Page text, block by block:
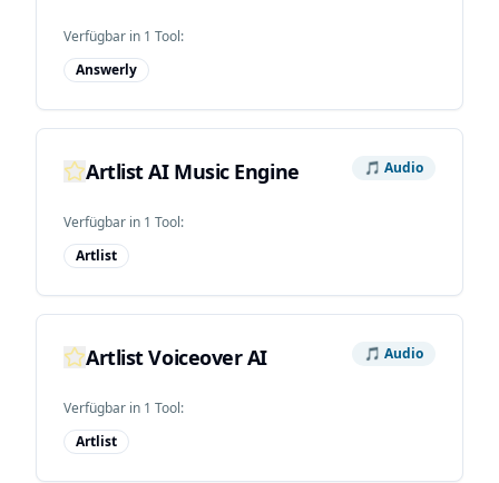
Verfügbar in 1 Tool:
Answerly
Artlist AI Music Engine 🎵 Audio
Verfügbar in 1 Tool:
Artlist
Artlist Voiceover AI 🎵 Audio
Verfügbar in 1 Tool:
Artlist